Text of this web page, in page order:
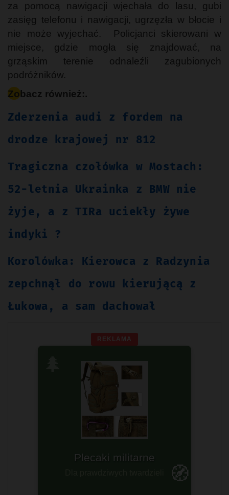
za pomocą nawigacji wjechała do lasu, gubi
zasięg telefonu i nawigacji, ugrzęzła w błocie i
nie może wyjechać. Policjanci skierowani w
miejsce, gdzie mogła się znajdować, na
grząskim terenie odnaleźli zagubionych
podróżników.
Zobacz również:.
Zderzenia audi z fordem na
drodze krajowej nr 812
Tragiczna czołówka w Mostach:
52-letnia Ukrainka z BMW nie
żyje, a z TIRa uciekły żywe
indyki ?
Korolówka: Kierowca z Radzynia
zepchnął do rowu kierującą z
Łukowa, a sam dachował
REKLAMA
🧭
Plecaki militarne
Sprawdź teraz!